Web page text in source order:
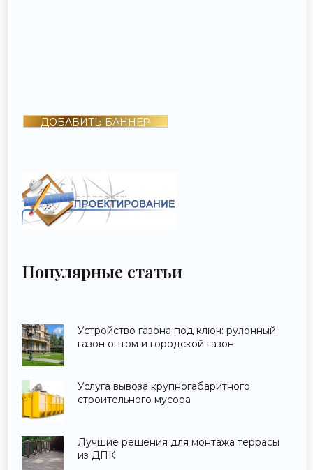
ДОБАВИТЬ БАННЕР
Популярные статьи
Устройство газона под ключ: рулонный
газон оптом и городской газон
Услуга вывоза крупногабаритного
строительного мусора
Лучшие решения для монтажа террасы
из ДПК